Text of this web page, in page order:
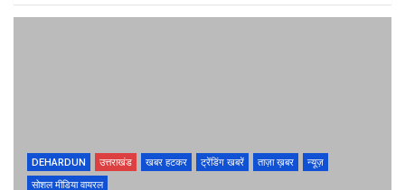
DEHARDUN उत्तराखंड खबर हटकर ट्रेंडिंग खबरें ताज़ा ख़बर
न्यूज़
सोशल मीडिया वायरल